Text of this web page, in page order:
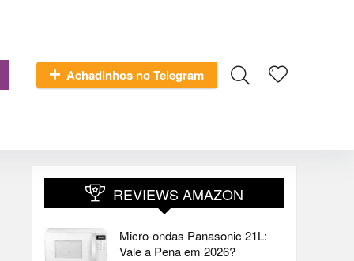
Achadinhos no Telegram
REVIEWS AMAZON
Micro-ondas Panasonic 21L:
Vale a Pena em 2026?